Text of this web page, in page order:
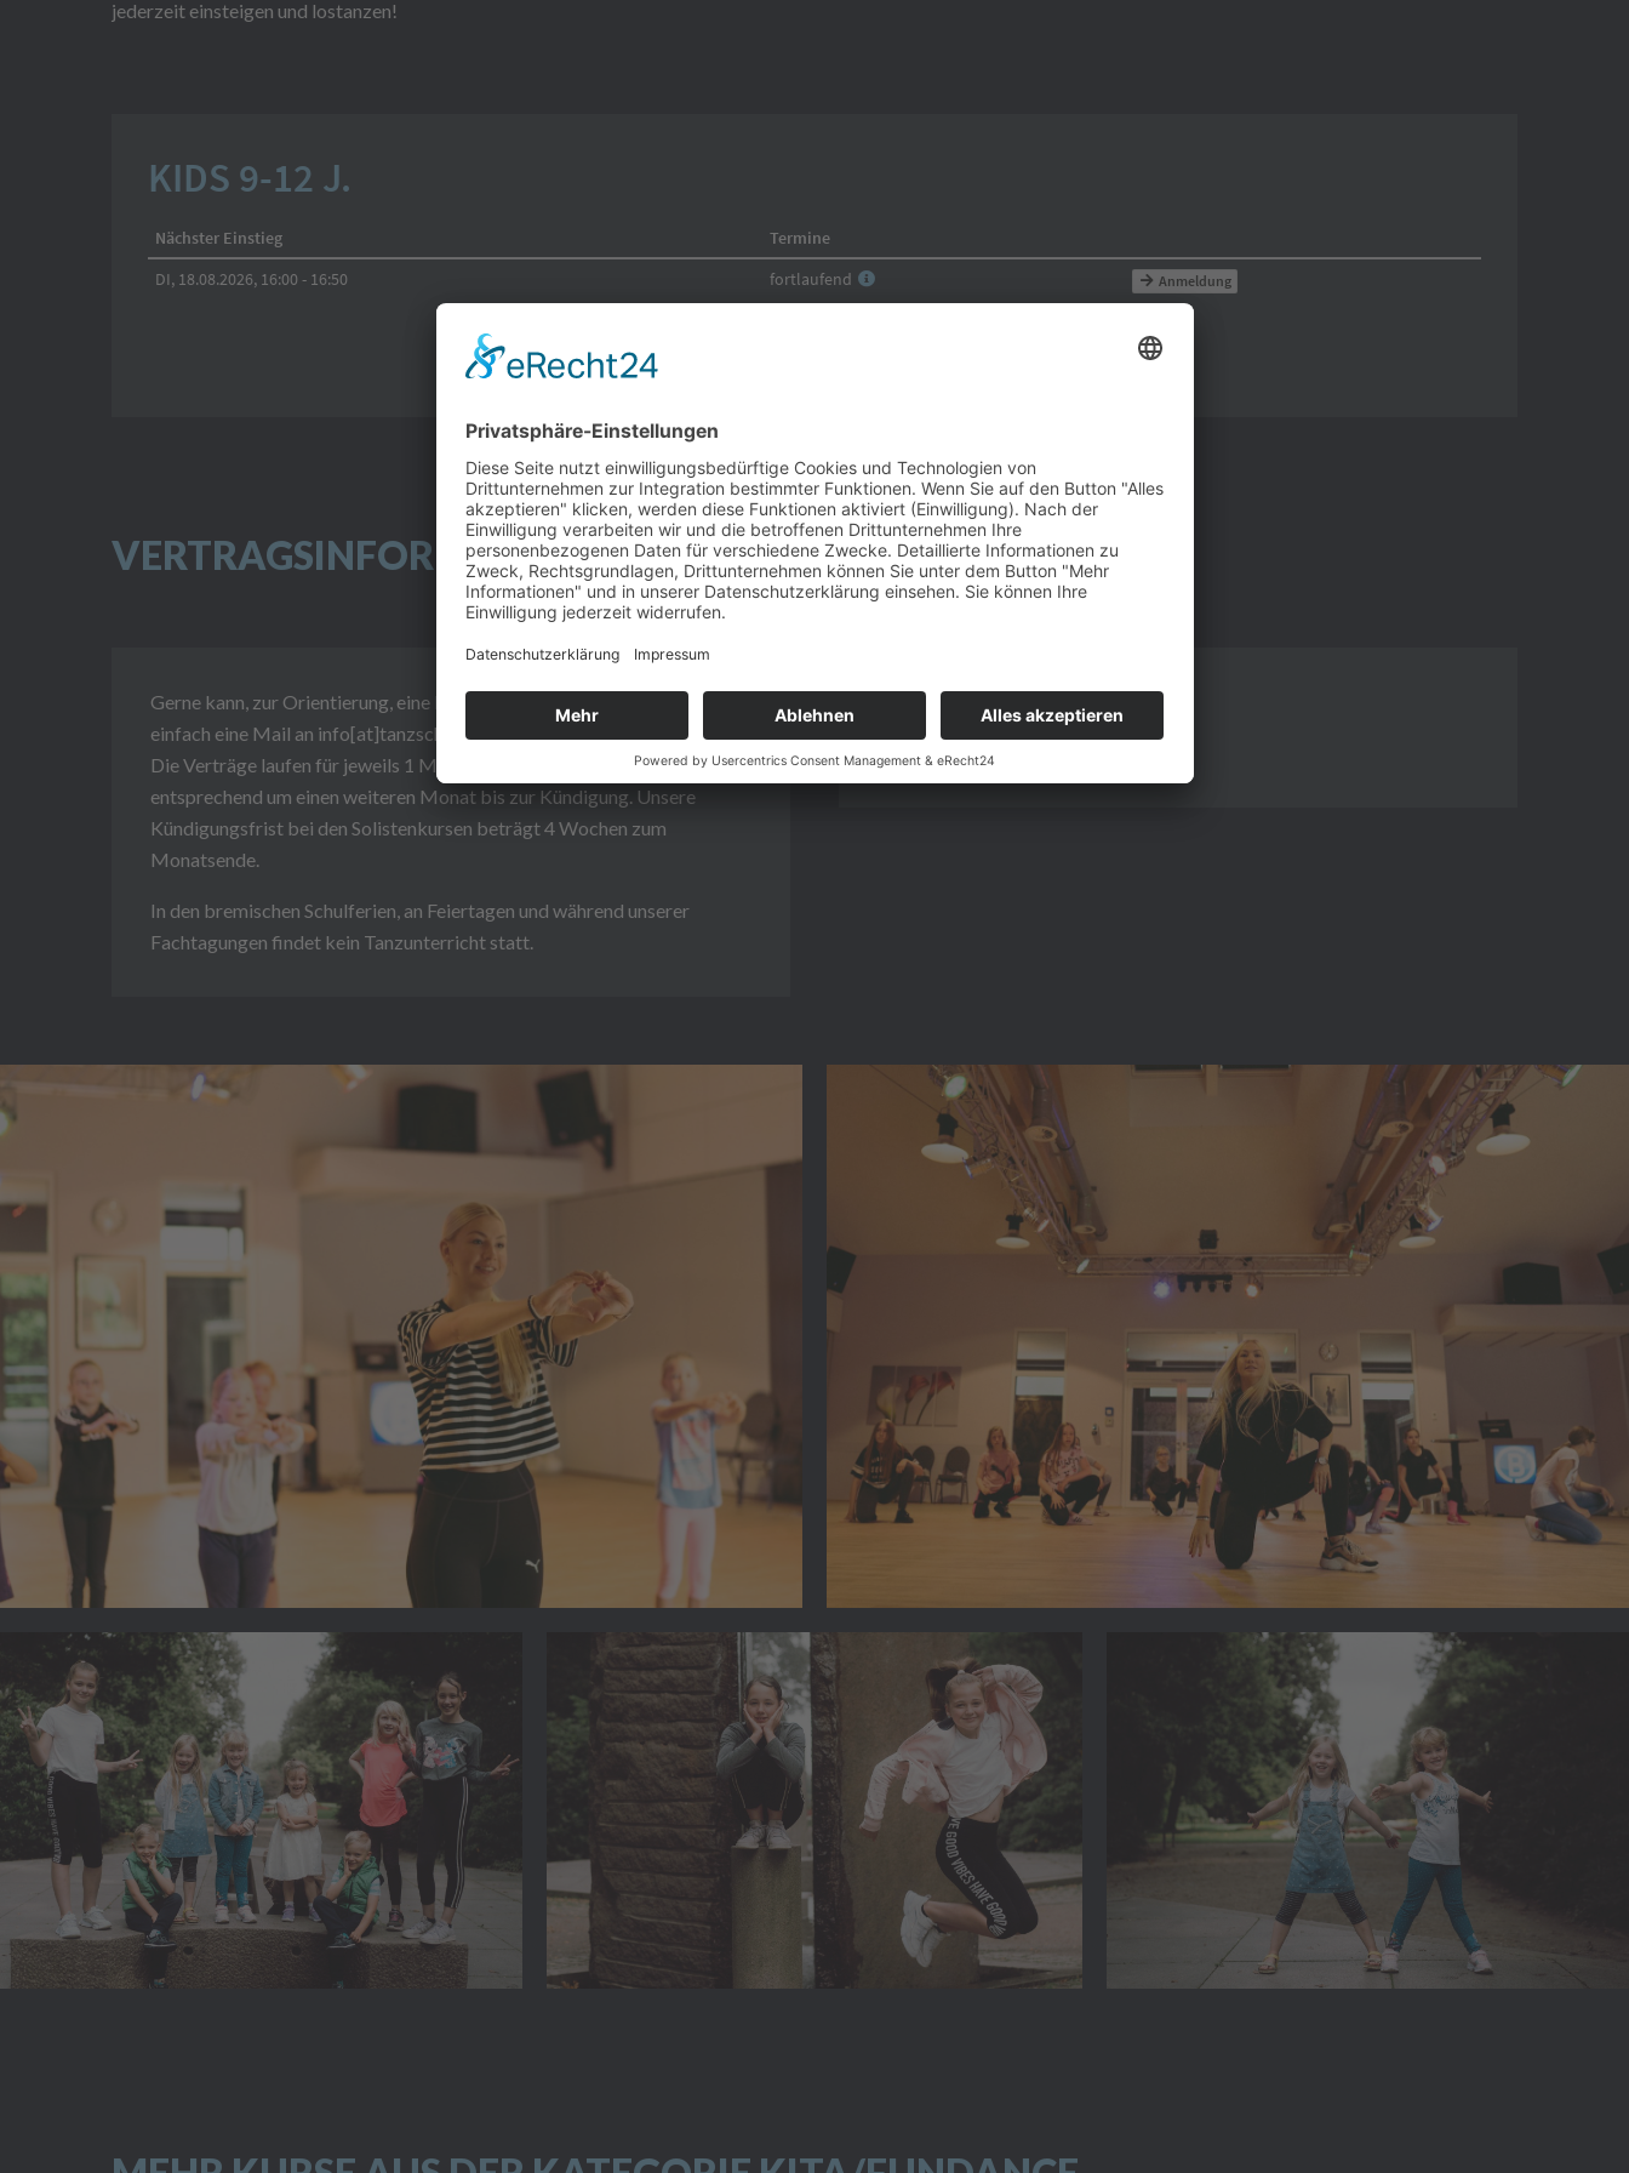
jederzeit einsteigen und lostanzen!
VERTRAGSINFORMATIONEN
Gerne kann, zur Orientierung, eine Probestunde gemacht werden. Hierzu
einfach eine Mail an info[at]tanzschule-beer.de schicken.
Die Verträge laufen für jeweils 1 Monat und verlängern sich anschließend
entsprechend um einen weiteren Monat bis zur Kündigung. Unsere
Kündigungsfrist bei den Solistenkursen beträgt 4 Wochen zum
Monatsende.
In den bremischen Schulferien, an Feiertagen und während unserer
Fachtagungen findet kein Tanzunterricht statt.
HONORAR
1 Kurs die Woche 39€ im Monat
jeder weitere Kurs +15€